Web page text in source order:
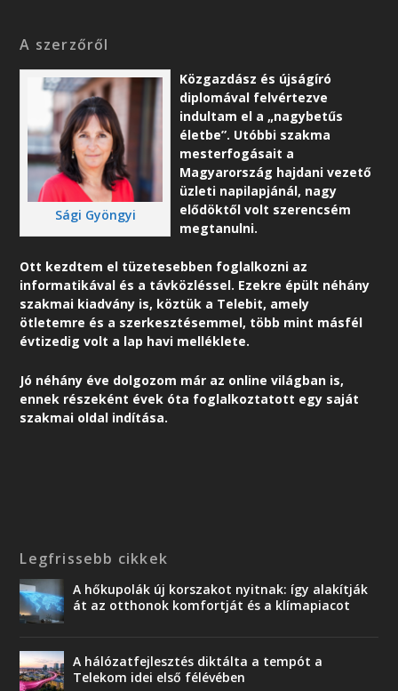
A szerzőről
Sági Gyöngyi
Közgazdász és újságíró
diplomával felvértezve
indultam el a „nagybetűs
életbe”. Utóbbi szakma
mesterfogásait a
Magyarország hajdani vezető
üzleti napilapjánál, nagy
elődöktől volt szerencsém
megtanulni.
Ott kezdtem el tüzetesebben foglalkozni az
informatikával és a távközléssel. Ezekre épült néhány
szakmai kiadvány is, köztük a Telebit, amely
ötletemre és a szerkesztésemmel, több mint másfél
évtizedig volt a lap havi melléklete.
Jó néhány éve dolgozom már az online világban is,
ennek részeként évek óta foglalkoztatott egy saját
szakmai oldal indítása.
Legfrissebb cikkek
A hőkupolák új korszakot nyitnak: így alakítják
át az otthonok komfortját és a klímapiacot
A hálózatfejlesztés diktálta a tempót a
Telekom idei első félévében